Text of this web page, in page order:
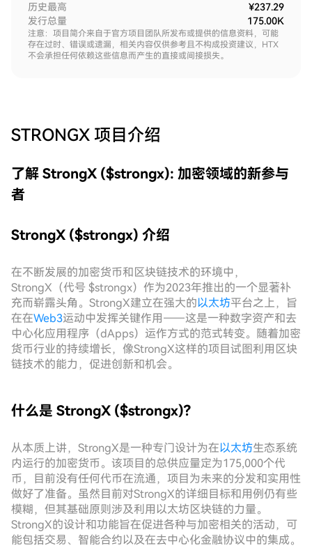
历史最高
¥237.29
发行总量
175.00K
注意：项目简介来自于官方项目团队所发布或提供的信息资料，可能
存在过时、错误或遗漏，相关内容仅供参考且不构成投资建议，HTX
不会承担任何依赖这些信息而产生的直接或间接损失。
STRONGX 项目介绍
了解 StrongX ($strongx): 加密领域的新参与
者
StrongX ($strongx) 介绍
在不断发展的加密货币和区块链技术的环境中，
StrongX（代号 $strongx）作为2023年推出的一个显著补
充而崭露头角。StrongX建立在强大的以太坊平台之上，旨
在在Web3运动中发挥关键作用——这是一种数字资产和去
中心化应用程序（dApps）运作方式的范式转变。随着加密
货币行业的持续增长，像StrongX这样的项目试图利用区块
链技术的能力，促进创新和机会。
什么是 StrongX ($strongx)?
从本质上讲，StrongX是一种专门设计为在以太坊生态系统
内运行的加密货币。该项目的总供应量定为175,000个代
币，目前没有任何代币在流通，项目为未来的分发和实用性
做好了准备。虽然目前对StrongX的详细目标和用例仍有些
模糊，但其基础原则涉及利用以太坊区块链的力量。
StrongX的设计和功能旨在促进各种与加密相关的活动，可
能包括交易、智能合约以及在去中心化金融协议中的集成。